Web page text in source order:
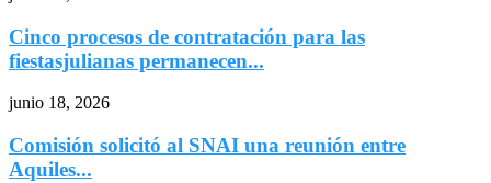
Cinco procesos de contratación para las
fiestasjulianas permanecen...
junio 18, 2026
Comisión solicitó al SNAI una reunión entre
Aquiles...